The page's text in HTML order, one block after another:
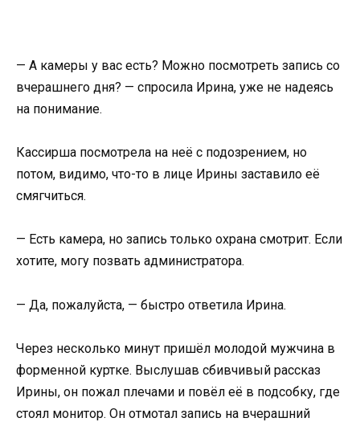
— А камеры у вас есть? Можно посмотреть запись со
вчерашнего дня? — спросила Ирина, уже не надеясь
на понимание.
Кассирша посмотрела на неё с подозрением, но
потом, видимо, что-то в лице Ирины заставило её
смягчиться.
— Есть камера, но запись только охрана смотрит. Если
хотите, могу позвать администратора.
— Да, пожалуйста, — быстро ответила Ирина.
Через несколько минут пришёл молодой мужчина в
форменной куртке. Выслушав сбивчивый рассказ
Ирины, он пожал плечами и повёл её в подсобку, где
стоял монитор. Он отмотал запись на вчерашний